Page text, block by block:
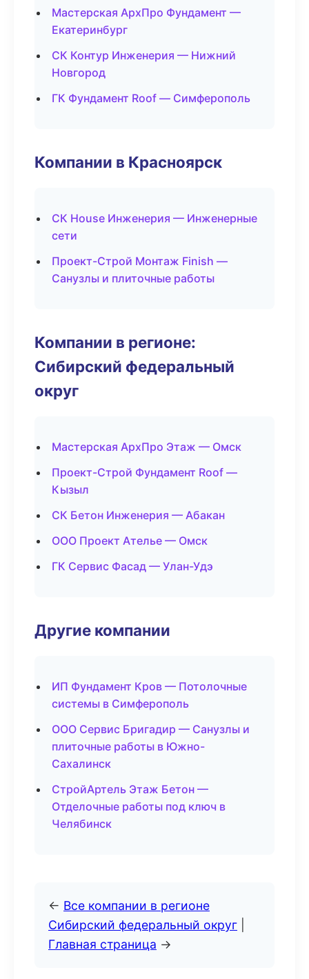
Мастерская АрхПро Фундамент —
Екатеринбург
СК Контур Инженерия — Нижний
Новгород
ГК Фундамент Roof — Симферополь
Компании в Красноярск
СК House Инженерия — Инженерные
сети
Проект-Строй Монтаж Finish —
Санузлы и плиточные работы
Компании в регионе:
Сибирский федеральный
округ
Мастерская АрхПро Этаж — Омск
Проект-Строй Фундамент Roof —
Кызыл
СК Бетон Инженерия — Абакан
ООО Проект Ателье — Омск
ГК Сервис Фасад — Улан-Удэ
Другие компании
ИП Фундамент Кров — Потолочные
системы в Симферополь
ООО Сервис Бригадир — Санузлы и
плиточные работы в Южно-
Сахалинск
СтройАртель Этаж Бетон —
Отделочные работы под ключ в
Челябинск
← Все компании в регионе
Сибирский федеральный округ
Главная страница →